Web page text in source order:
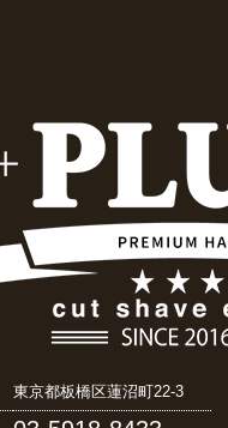
東京都板橋区蓮沼町22-3